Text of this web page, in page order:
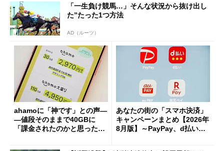
「一生負け競馬…」そんな状況から抜け出し
た”たった1つ方法
AD（ルーツ）
ahamoに「神です」との声―
―値段そのままで40GBに
「課金されたのかと思った」
あなたの街の「スマホ決済」
キャンペーンまとめ【2026年
8月版】～PayPay、d払い、a